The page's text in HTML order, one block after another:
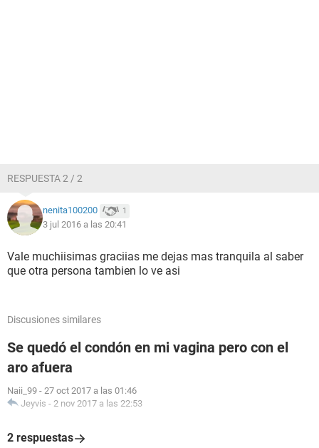
RESPUESTA 2 / 2
nenita100200 1
3 jul 2016 a las 20:41
Vale muchiisimas graciias me dejas mas tranquila al saber
que otra persona tambien lo ve asi
Discusiones similares
Se quedó el condón en mi vagina pero con el
aro afuera
Naii_99 - 27 oct 2017 a las 01:46
Jeyvis - 2 nov 2017 a las 22:53
2 respuestas